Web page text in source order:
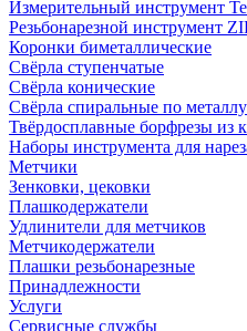
Измерительный инструмент
Резьбонарезной инструмент
Коронки биметаллические
Свёрла ступенчатые
Свёрла конические
Свёрла спиральные по металлу
Твёрдосплавные борфрезы из
Наборы инструмента для
Метчики
Зенковки, цековки
Плашкодержатели
Удлинители для метчиков
Метчикодержатели
Плашки резьбонарезные
Принадлежности
Услуги
Сервисные службы